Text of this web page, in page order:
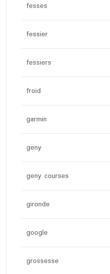
fesses
fessier
fessiers
froid
garmin
geny
geny courses
gironde
google
grossesse